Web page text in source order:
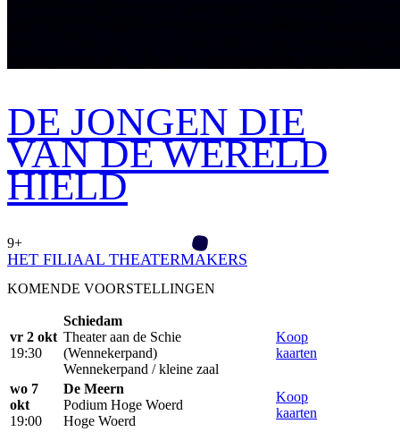
DE JONGEN DIE
VAN DE WERELD
HIELD
9+
HET FILIAAL THEATERMAKERS
KOMENDE VOORSTELLINGEN
vr 2 okt
19:30
Schiedam
Theater aan de Schie
(Wennekerpand)
Wennekerpand / kleine zaal
Koop
kaarten
wo 7
okt
19:00
De Meern
Podium Hoge Woerd
Hoge Woerd
Koop
kaarten